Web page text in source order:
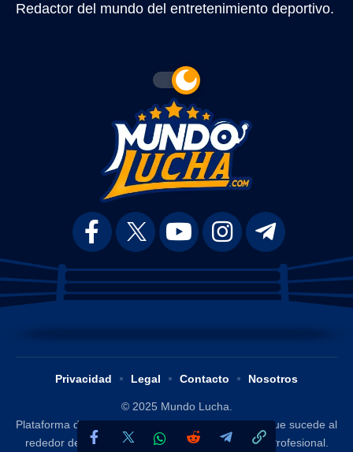
Redactor del mundo del entretenimiento deportivo.
© 2025 Mundo Lucha.
Plataforma digital dedicada a difundir y analizar lo que sucede al
rededor del mundo de la Lucha Libre / Wrestling Profesional.
Privacidad Legal Contacto Nosotros